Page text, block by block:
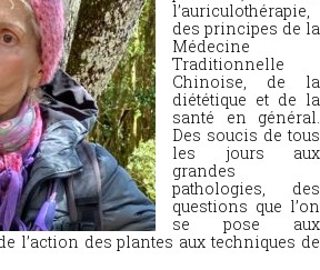
l’auriculothérapie,
des principes de la
Médecine
Traditionnelle
Chinoise, de la
diététique et de la
santé en général.
Des soucis de tous
les jours aux
grandes
pathologies, des
questions que l’on
se pose aux
l’action des plantes aux techniques de